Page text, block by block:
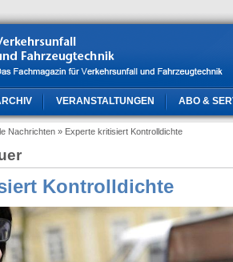
VERANSTALTUNGEN ABO &
Nachrichten » Experte kritisiert Kontrolldichte
Kontrolldichte